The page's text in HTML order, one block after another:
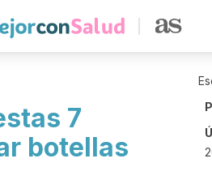
7
botellas